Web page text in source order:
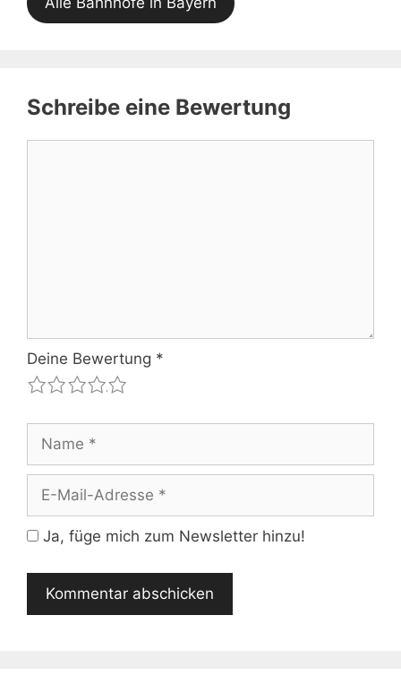
Schreibe eine Bewertung
Deine Bewertung *
4
3
2
1
Mail-
Adresse
Ja, füge mich zum Newsletter hinzu!